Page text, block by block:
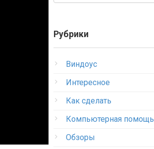
Рубрики
Виндоус
Интересное
Как сделать
Компьютерная помощь
Обзоры